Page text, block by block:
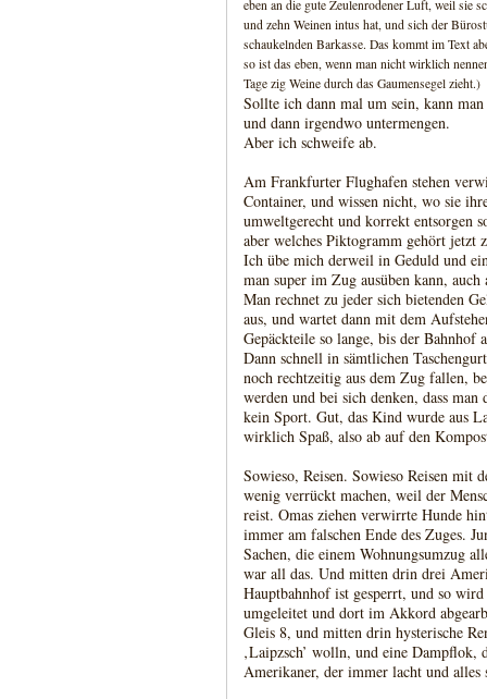
eben an die gute Zeulenrodener Luft, weil sie
und zehn Weinen intus hat, und sich der
schaukelnden Barkasse. Das kommt im Text
so ist das eben, wenn man nicht wirklich
Tage zig Weine durch das Gaumensegel zieht.)
Sollte ich dann mal um sein, kann
und dann irgendwo untermengen.
Aber ich schweife ab.
Am Frankfurter Flughafen stehen
Container, und wissen nicht, wo sie
umweltgerecht und korrekt entsorgen
aber welches Piktogramm gehört jetzt
Ich übe mich derweil in Geduld und
man super im Zug ausüben kann,
Man rechnet zu jeder sich bietenden
aus, und wartet dann mit dem
Gepäckteile so lange, bis der Bahnhof
Dann schnell in sämtlichen
noch rechtzeitig aus dem Zug fallen,
werden und bei sich denken, dass man
kein Sport. Gut, das Kind wurde aus
wirklich Spaß, also ab auf den
Sowieso, Reisen. Sowieso Reisen mit
wenig verrückt machen, weil der
reist. Omas ziehen verwirrte Hunde
immer am falschen Ende des Zuges.
Sachen, die einem Wohnungsumzug
war all das. Und mitten drin drei
Hauptbahnhof ist gesperrt, und so
umgeleitet und dort im Akkord
Gleis 8, und mitten drin hysterische
‚Laipzsch’ wolln, und eine
Amerikaner, der immer lacht und alles